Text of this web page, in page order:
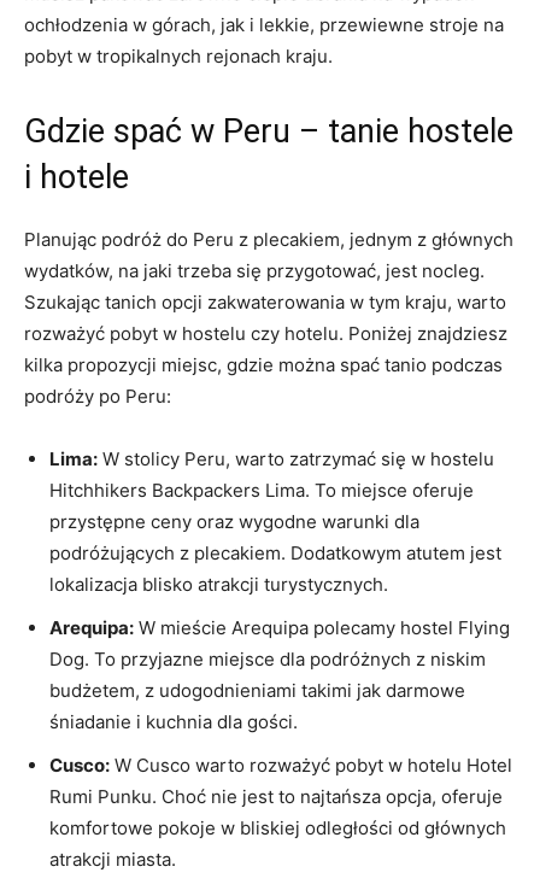
ochłodzenia w górach, jak‍ i ‌lekkie, przewiewne stroje na
⁤pobyt w tropikalnych rejonach kraju.
Gdzie spać w Peru – tanie hostele
⁣i hotele
Planując podróż do Peru ⁣z plecakiem, jednym ‌z głównych
⁤wydatków, na jaki trzeba się przygotować, jest nocleg.
Szukając tanich opcji⁢ zakwaterowania ​w tym ‍kraju, warto
rozważyć pobyt w hostelu czy hotelu. Poniżej znajdziesz
kilka propozycji miejsc, gdzie‌ można spać tanio podczas
podróży po Peru:
Lima: W stolicy Peru,‌ warto zatrzymać się w ‌hostelu
Hitchhikers Backpackers Lima. To miejsce oferuje
przystępne ceny oraz wygodne warunki dla
podróżujących z plecakiem. Dodatkowym atutem jest
⁢lokalizacja blisko atrakcji turystycznych.
Arequipa: W mieście Arequipa polecamy hostel Flying
Dog. To‌ przyjazne miejsce dla podróżnych z niskim
budżetem, z udogodnieniami takimi jak darmowe
śniadanie i​ kuchnia dla gości.
Cusco: W Cusco warto rozważyć pobyt w hotelu Hotel
Rumi Punku. Choć nie⁣ jest to najtańsza opcja, ​oferuje
komfortowe pokoje w bliskiej odległości ‍od głównych
atrakcji miasta.